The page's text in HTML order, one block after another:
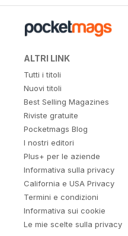
ALTRI LINK
Tutti i titoli
Nuovi titoli
Best Selling Magazines
Riviste gratuite
Pocketmags Blog
I nostri editori
Plus+ per le aziende
Informativa sulla privacy
California e USA Privacy
Termini e condizioni
Informativa sui cookie
Le mie scelte sulla privacy